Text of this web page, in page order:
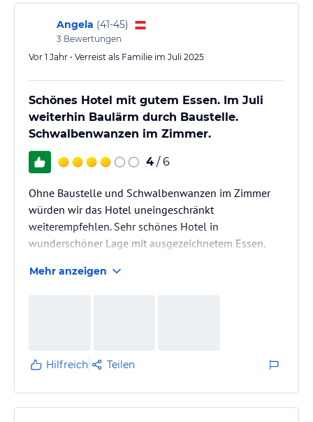
Angela (41-45)
3 Bewertungen
Vor 1 Jahr • Verreist als Familie im Juli 2025
Schönes Hotel mit gutem Essen. Im Juli
weiterhin Baulärm durch Baustelle.
Schwalbenwanzen im Zimmer.
4 / 6
Ohne Baustelle und Schwalbenwanzen im Zimmer
würden wir das Hotel uneingeschränkt
weiterempfehlen. Sehr schönes Hotel in
wunderschöner Lage mit ausgezeichnetem Essen.
zwischen Hotel und Strand. Vor unserer Anreise
Lärm am Strand führte. Unsere Beschwerde und
Mehr anzeigen
Hilfreich Teilen